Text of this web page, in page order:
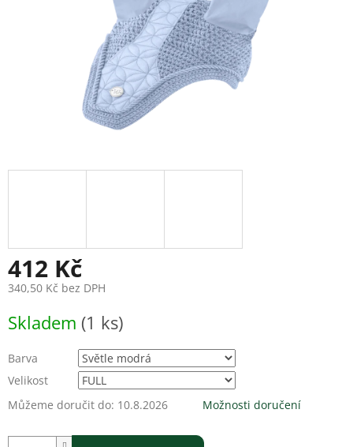
412 Kč
340,50 Kč bez DPH
cena:
Skladem (1 ks)
Barva
Velikost
Můžeme doručit do: 10.8.2026 Možnosti doručení